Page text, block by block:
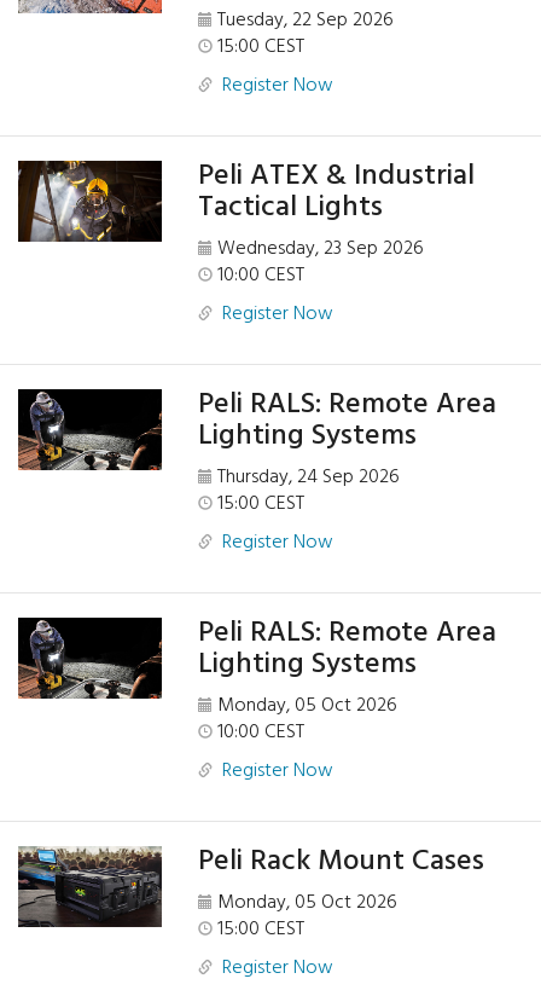
Tuesday, 22 Sep 2026
15:00 CEST
Register Now
Peli ATEX & Industrial
Tactical Lights
Wednesday, 23 Sep 2026
10:00 CEST
Register Now
Peli RALS: Remote Area
Lighting Systems
Thursday, 24 Sep 2026
15:00 CEST
Register Now
Peli RALS: Remote Area
Lighting Systems
Monday, 05 Oct 2026
10:00 CEST
Register Now
Peli Rack Mount Cases
Monday, 05 Oct 2026
15:00 CEST
Register Now